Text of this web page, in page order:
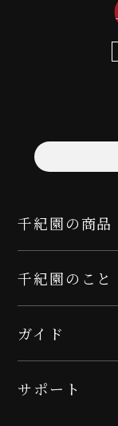
千紀園の商品
千紀園のこと
ガイド
サポート